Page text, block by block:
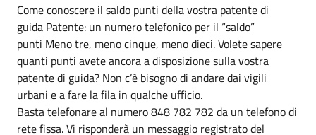
Come conoscere il saldo punti della vostra patente di
guida Patente: un numero telefonico per il “saldo”
punti Meno tre, meno cinque, meno dieci. Volete sapere
quanti punti avete ancora a disposizione sulla vostra
patente di guida? Non c’è bisogno di andare dai vigili
urbani e a fare la fila in qualche ufficio.
Basta telefonare al numero 848 782 782 da un telefono di
rete fissa. Vi risponderà un messaggio registrato del